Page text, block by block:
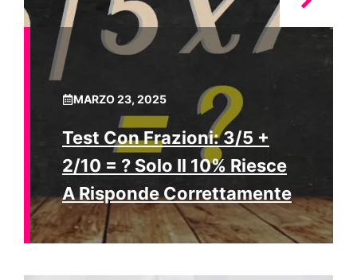
MARZO 23, 2025
Test Con Frazioni: 3/5 +
2/10 = ? Solo Il 10% Riesce
A Risponde Correttamente